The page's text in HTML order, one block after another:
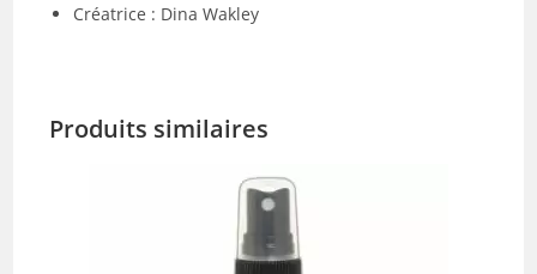
Créatrice : Dina Wakley
Produits similaires